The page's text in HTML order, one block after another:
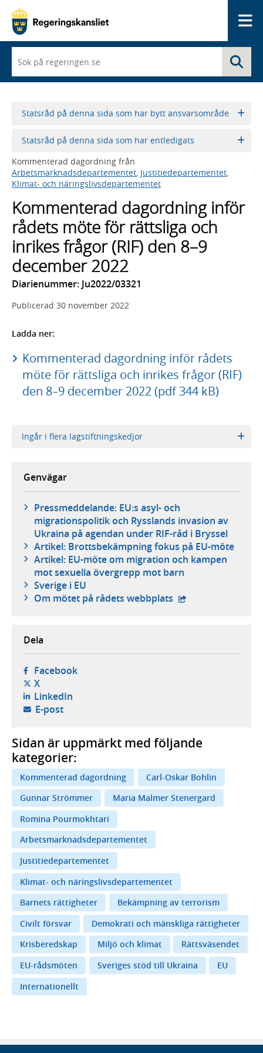
du
börjar
skriva
framträder
med
Statsråd på denna sida som har bytt ansvarsområde
Statsråd på denna sida som har entledigats
Kommenterad dagordning från
Arbetsmarknadsdepartementet Justitiedepartementet
Klimat- och näringslivsdepartementet
Kommenterad dagordning inför
rådets möte för rättsliga och
inrikes frågor (RIF) den 8–9
december 2022
Diarienummer: Ju2022/03321
Publicerad 30 november 2022
Ladda ner:
Kommenterad dagordning inför rådets
möte för rättsliga och inrikes frågor (RIF)
den 8–9 december 2022 (pdf 344 kB)
Ingår i flera lagstiftningskedjor
Genvägar
Pressmeddelande: EU:s asyl- och
migrationspolitik och Rysslands invasion av
Ukraina på agendan under RIF-råd i Bryssel
Artikel: Brottsbekämpning fokus på EU-möte
Artikel: EU-möte om migration och kampen
mot sexuella övergrepp mot barn
Sverige i EU
Om mötet på rådets webbplats - extern webbplats,
Dela
Facebook- öppnas i ny flik, extern webbplats,
X- öppnas i ny flik, extern webbplats,
LinkedIn- öppnas i ny flik, extern webbplats,
E-post- öppnar din e-postklient,
Sidan är uppmärkt med följande
kategorier:
Kommenterad dagordning
Carl-Oskar Bohlin
Gunnar Strömmer
Maria Malmer Stenergard
Romina Pourmokhtari
Arbetsmarknadsdepartementet
Justitiedepartementet
Klimat- och näringslivsdepartementet
Barnets rättigheter
Bekämpning av terrorism
Civilt försvar
Demokrati och mänskliga rättigheter
Krisberedskap
Miljö och klimat
Rättsväsendet
EU-rådsmöten
Sveriges stöd till Ukraina
EU
Internationellt